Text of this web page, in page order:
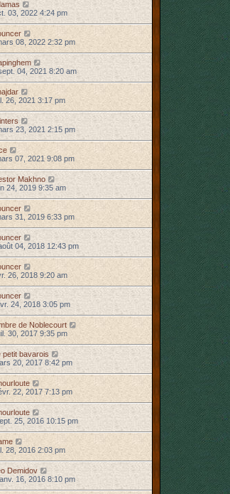
03, 2022 4:24 pm
08, 2022 2:32 pm
04, 2021 8:20 am
26, 2021 3:17 pm
23, 2021 2:15 pm
07, 2021 9:08 pm
Makhno
24, 2019 9:35 am
31, 2019 6:33 pm
04, 2018 12:43 pm
26, 2018 9:20 am
24, 2018 3:05 pm
de Noblecourt
30, 2017 9:35 pm
petit bavarois
20, 2017 8:42 pm
22, 2017 7:13 pm
25, 2016 10:15 pm
28, 2016 2:03 pm
Demidov
16, 2016 8:10 pm